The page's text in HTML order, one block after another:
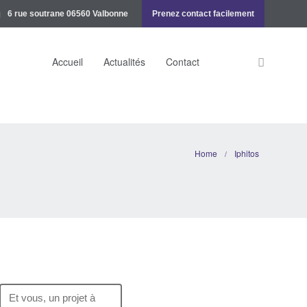
6 rue soutrane 06560 Valbonne Prenez contact facilement
Accueil Actualités Contact
Home / Iphitos
Et vous, un projet à